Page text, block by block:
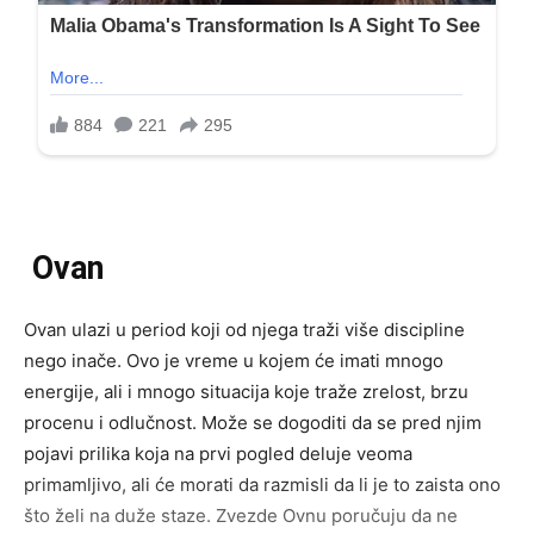
Ovan
Ovan ulazi u period koji od njega traži više discipline
nego inače. Ovo je vreme u kojem će imati mnogo
energije, ali i mnogo situacija koje traže zrelost, brzu
procenu i odlučnost. Može se dogoditi da se pred njim
pojavi prilika koja na prvi pogled deluje veoma
primamljivo, ali će morati da razmisli da li je to zaista ono
što želi na duže staze. Zvezde Ovnu poručuju da ne